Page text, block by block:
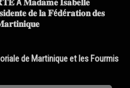
À 𝐌𝐚𝐝𝐚𝐦𝐞 𝐈𝐬𝐚𝐛𝐞𝐥𝐥𝐞
𝐝𝐞 𝐥𝐚 𝐅é𝐝é𝐫𝐚𝐭𝐢𝐨𝐧 𝐝𝐞𝐬
de Martinique et les Fourmis